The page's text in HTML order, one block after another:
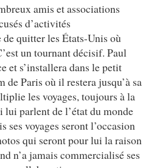
amis et associations
d’activités
quitter les États-Unis où
un tournant décisif. Paul
et s’installera dans le petit
Paris où il restera jusqu’à sa
les voyages, toujours à la
lui parlent de l’état du monde
ses voyages seront l’occasion
qui seront pour lui la raison
n’a jamais commercialisé ses